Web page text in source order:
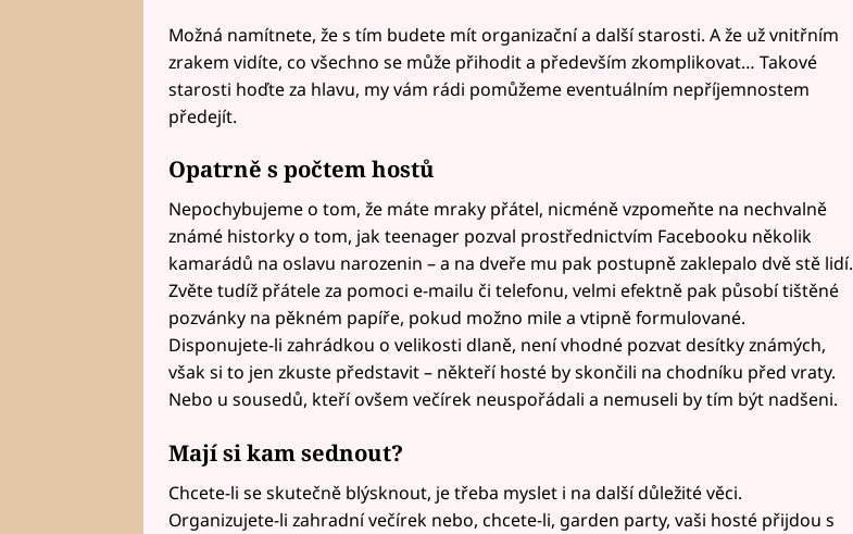
Možná namítnete, že s tím budete mít organizační a další starosti. A že už vnitřním
zrakem vidíte, co všechno se může přihodit a především zkomplikovat… Takové
starosti hoďte za hlavu, my vám rádi pomůžeme eventuálním nepříjemnostem
předejít.
Opatrně s počtem hostů
Nepochybujeme o tom, že máte mraky přátel, nicméně vzpomeňte na nechvalně
známé historky o tom, jak teenager pozval prostřednictvím Facebooku několik
kamarádů na oslavu narozenin – a na dveře mu pak postupně zaklepalo dvě stě lidí.
Zvěte tudíž přátele za pomoci e-mailu či telefonu, velmi efektně pak působí tištěné
pozvánky na pěkném papíře, pokud možno mile a vtipně formulované.
Disponujete-li zahrádkou o velikosti dlaně, není vhodné pozvat desítky známých,
však si to jen zkuste představit – někteří hosté by skončili na chodníku před vraty.
Nebo u sousedů, kteří ovšem večírek neuspořádali a nemuseli by tím být nadšeni.
Mají si kam sednout?
Chcete-li se skutečně blýsknout, je třeba myslet i na další důležité věci.
Organizujete-li zahradní večírek nebo, chcete-li, garden party, vaši hosté přijdou s